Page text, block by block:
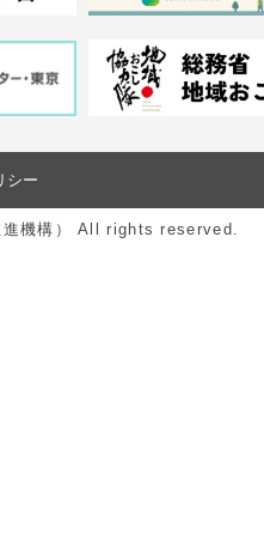
シー
進機構） All rights reserved.